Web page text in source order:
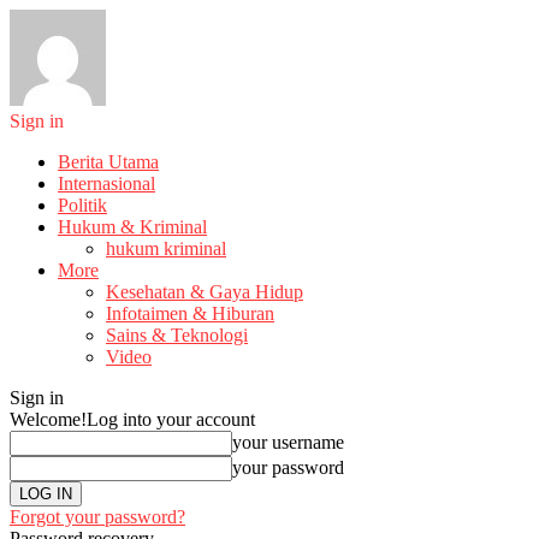
Sign in
Berita Utama
Internasional
Politik
Hukum & Kriminal
hukum kriminal
More
Kesehatan & Gaya Hidup
Infotaimen & Hiburan
Sains & Teknologi
Video
Sign in
Welcome!Log into your account
your username
your password
Forgot your password?